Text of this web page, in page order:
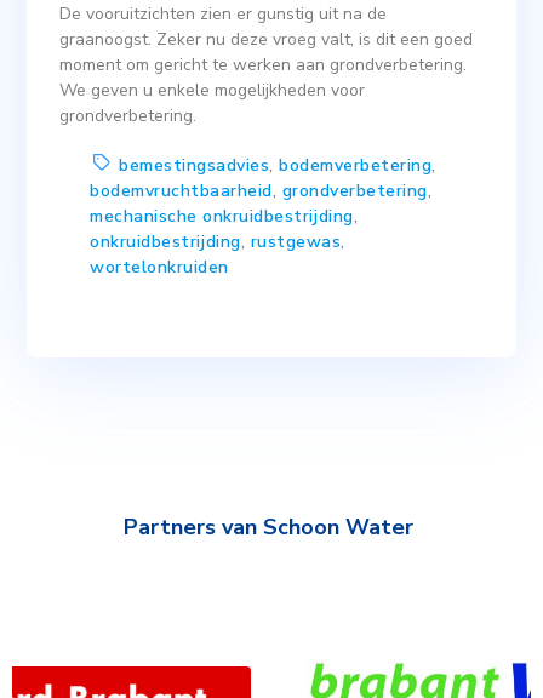
De vooruitzichten zien er gunstig uit na de
graanoogst. Zeker nu deze vroeg valt, is dit een goed
moment om gericht te werken aan grondverbetering.
We geven u enkele mogelijkheden voor
grondverbetering.
bemestingsadvies,bodemverbetering,
bodemvruchtbaarheid, grondverbetering,
mechanische onkruidbestrijding,
onkruidbestrijding, rustgewas,
wortelonkruiden
Partners van Schoon Water